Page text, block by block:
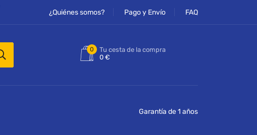
¿Quiénes somos? Pago y Envío FAQ
0
Tu cesta de la compra
0 €
Garantía de 1 años